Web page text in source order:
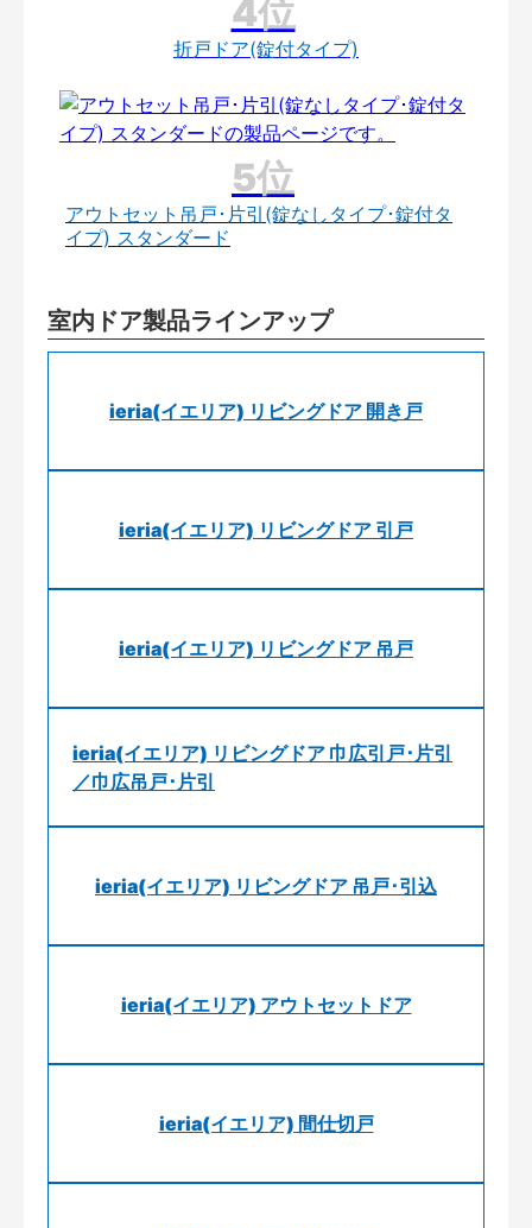
折戸ドア(錠付タイプ)
アウトセット吊戸･片引(錠なしタイプ･錠付タ
イプ) スタンダード
室内ドア製品ラインアップ
ieria(イエリア) リビングドア 開き戸
ieria(イエリア) リビングドア 引戸
ieria(イエリア) リビングドア 吊戸
ieria(イエリア) リビングドア 巾広引戸･片引
／巾広吊戸･片引
ieria(イエリア) リビングドア 吊戸･引込
ieria(イエリア) アウトセットドア
ieria(イエリア) 間仕切戸